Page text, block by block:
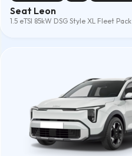
Seat Leon
1.5 eTSI 85kW DSG Style XL Fleet Pack